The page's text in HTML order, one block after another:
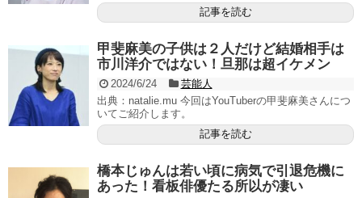
記事を読む
甲斐麻美の子供は２人だけど結婚相手は
市川洋介ではない！旦那は超イケメン
2024/6/24
芸能人
出典：natalie.mu 今回はYouTuberの甲斐麻美さんにつ
いてご紹介します。
記事を読む
橋本じゅんは若い頃に病気で引退危機に
あった！看板俳優たる所以が凄い